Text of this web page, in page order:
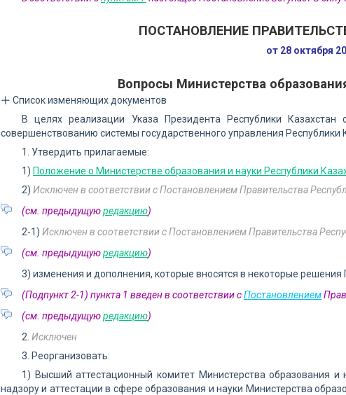
ПОСТАНОВЛЕНИЕ
от 28 октября
Вопросы Министерства
Список изменяющих документов
В целях реализации Указа Президента Республики
совершенствованию системы государственного управления
1. Утвердить прилагаемые:
1) Положение о Министерстве образования и науки Республики
2) Исключен в соответствии с Постановлением Правительства
(см. предыдущуюредакцию)
2-1) Исключен в соответствии с Постановлением Правительства
(см. предыдущуюредакцию)
3) изменения и дополнения, которые вносятся в некоторые решения
(Подпункт 2-1) пункта 1 введен в соответствии сПостановлением
(см. предыдущуюредакцию)
2. Исключен
3. Реорганизовать:
1) Высший аттестационный комитет Министерства образования
надзору и аттестации в сфере образования и науки Министерства